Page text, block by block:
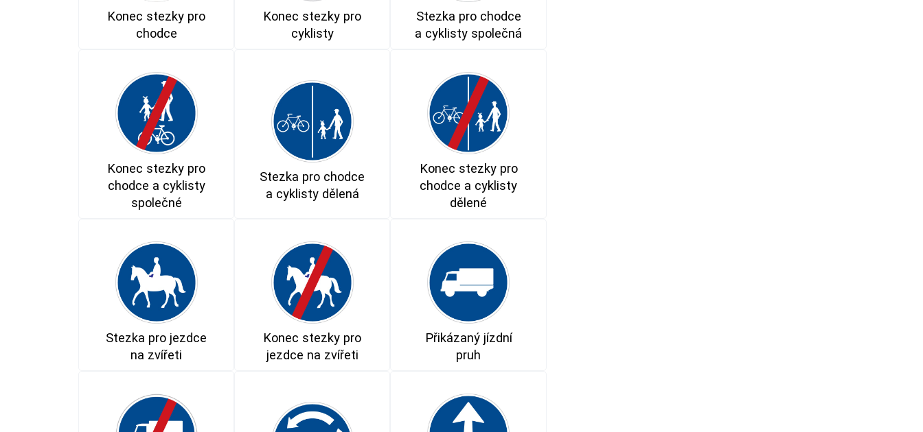
Konec stezky pro
chodce
Konec stezky pro
cyklisty
Stezka pro chodce
a cyklisty společná
Konec stezky pro
chodce a cyklisty
společné
Stezka pro chodce
a cyklisty dělená
Konec stezky pro
chodce a cyklisty
dělené
Stezka pro jezdce
na zvířeti
Konec stezky pro
jezdce na zvířeti
Přikázaný jízdní
pruh